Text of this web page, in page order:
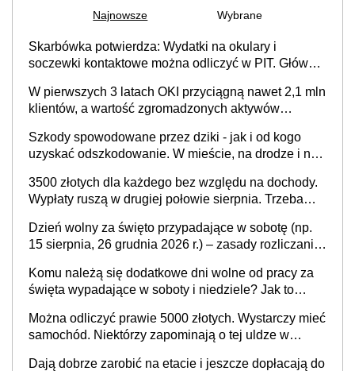
Najnowsze Wybrane
Skarbówka potwierdza: Wydatki na okulary i
soczewki kontaktowe można odliczyć w PIT. Główny
Częściowe dofinansowanie (np. z zfśs) pomniejsza
odliczenie
W pierwszych 3 latach OKI przyciągną nawet 2,1 mln
klientów, a wartość zgromadzonych aktywów
Szkody spowodowane przez dziki - jak i od kogo
uzyskać odszkodowanie. W mieście, na drodze i na
3500 złotych dla każdego bez względu na dochody.
Wypłaty ruszą w drugiej połowie sierpnia. Trzeba
Dzień wolny za święto przypadające w sobotę (np.
15 sierpnia, 26 grudnia 2026 r.) – zasady rozliczania
i administracja publiczna), najczęstsze pytania
Komu należą się dodatkowe dni wolne od pracy za
święta wypadające w soboty i niedziele? Jak to
Można odliczyć prawie 5000 złotych. Wystarczy mieć
samochód. Niektórzy zapominają o tej uldze w
Dają dobrze zarobić na etacie i jeszcze dopłacają do